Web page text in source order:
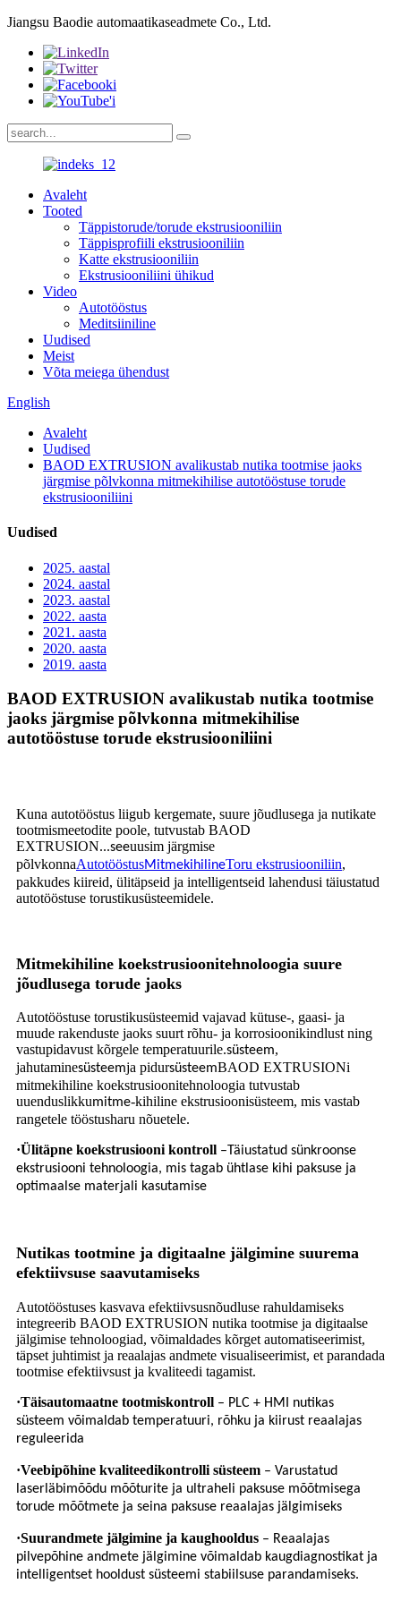
Jiangsu Baodie automaatikaseadmete Co., Ltd.
Avaleht
Tooted
Täppistorude/torude ekstrusiooniliin
Täppisprofiili ekstrusiooniliin
Katte ekstrusiooniliin
Ekstrusiooniliini ühikud
Video
Autotööstus
Meditsiiniline
Uudised
Meist
Võta meiega ühendust
English
Avaleht
Uudised
BAOD EXTRUSION avalikustab nutika tootmise jaoks
järgmise põlvkonna mitmekihilise autotööstuse torude
ekstrusiooniliini
Uudised
2025. aastal
2024. aastal
2023. aastal
2022. aasta
2021. aasta
2020. aasta
2019. aasta
BAOD EXTRUSION avalikustab nutika tootmise
jaoks järgmise põlvkonna mitmekihilise
autotööstuse torude ekstrusiooniliini
Kuna autotööstus liigub kergemate, suure jõudlusega ja nutikate
tootmismeetodite poole, tutvustab BAOD
EXTRUSION...seeuusim järgmise
põlvkonnaAutotööstusMitmekihilineToru ekstrusiooniliin,
pakkudes kiireid, ülitäpseid ja intelligentseid lahendusi täiustatud
autotööstuse torustikusüsteemidele.
Mitmekihiline koekstrusioonitehnoloogia suure
jõudlusega torude jaoks
Autotööstuse torustikusüsteemid vajavad kütuse-, gaasi- ja
muude rakenduste jaoks suurt rõhu- ja korrosioonikindlust ning
vastupidavust kõrgele temperatuurile.süsteem,
jahutaminesüsteemja pidursüsteemBAOD EXTRUSIONi
mitmekihiline koekstrusioonitehnoloogia tutvustab
uuenduslikkumitme-kihiline ekstrusioonisüsteem, mis vastab
rangetele tööstusharu nõuetele.
·Ülitäpne koekstrusiooni kontroll –Täiustatud sünkroonse
ekstrusiooni tehnoloogia, mis tagab ühtlase kihi paksuse ja
optimaalse materjali kasutamise
Nutikas tootmine ja digitaalne jälgimine suurema
efektiivsuse saavutamiseks
Autotööstuses kasvava efektiivsusnõudluse rahuldamiseks
integreerib BAOD EXTRUSION nutika tootmise ja digitaalse
jälgimise tehnoloogiad, võimaldades kõrget automatiseerimist,
täpset juhtimist ja reaalajas andmete visualiseerimist, et parandada
tootmise efektiivsust ja kvaliteedi tagamist.
·Täisautomaatne tootmiskontroll – PLC + HMI nutikas
süsteem võimaldab temperatuuri, rõhku ja kiirust reaalajas
reguleerida
·Veebipõhine kvaliteedikontrolli süsteem – Varustatud
laserläbimõõdu mõõturite ja ultraheli paksuse mõõtmisega
torude mõõtmete ja seina paksuse reaalajas jälgimiseks
·Suurandmete jälgimine ja kaughooldus – Reaalajas
pilvepõhine andmete jälgimine võimaldab kaugdiagnostikat ja
intelligentset hooldust süsteemi stabiilsuse parandamiseks.